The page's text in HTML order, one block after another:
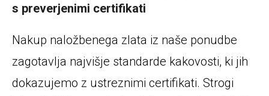
s preverjenimi certifikati
Nakup naložbenega zlata iz naše ponudbe
zagotavlja najvišje standarde kakovosti, ki jih
dokazujemo z ustreznimi certifikati. Strogi